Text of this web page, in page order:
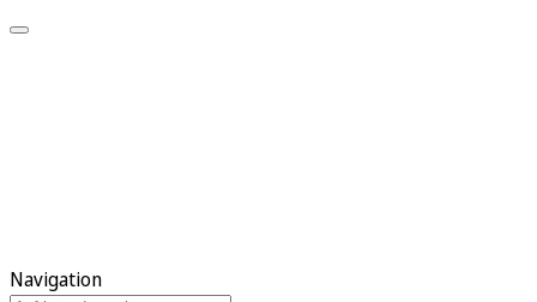
Navigation